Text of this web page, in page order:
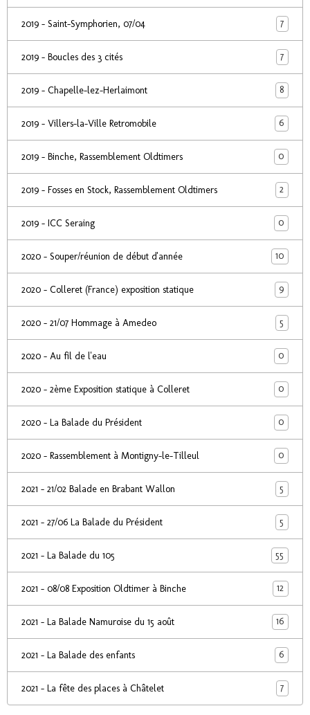
2019 - Saint-Symphorien, 07/04 7
2019 - Boucles des 3 cités 7
2019 - Chapelle-lez-Herlaimont 8
2019 - Villers-la-Ville Retromobile 6
2019 - Binche, Rassemblement Oldtimers 0
2019 - Fosses en Stock, Rassemblement Oldtimers 2
2019 - ICC Seraing 0
2020 - Souper/réunion de début d'année 10
2020 - Colleret (France) exposition statique 9
2020 - 21/07 Hommage à Amedeo 5
2020 - Au fil de l'eau 0
2020 - 2ème Exposition statique à Colleret 0
2020 - La Balade du Président 0
2020 - Rassemblement à Montigny-le-Tilleul 0
2021 - 21/02 Balade en Brabant Wallon 5
2021 - 27/06 La Balade du Président 5
2021 - La Balade du 105 55
2021 - 08/08 Exposition Oldtimer à Binche 12
2021 - La Balade Namuroise du 15 août 16
2021 - La Balade des enfants 6
2021 - La fête des places à Châtelet 7